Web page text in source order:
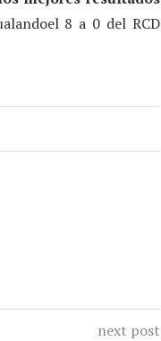
8 a 0 del RCD
next post